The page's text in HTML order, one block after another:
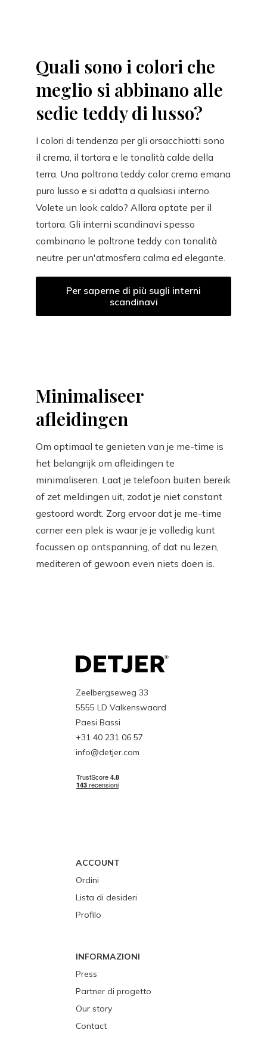
Quali sono i colori che
meglio si abbinano alle
sedie teddy di lusso?
I colori di tendenza per gli orsacchiotti sono
il crema, il tortora e le tonalità calde della
terra. Una poltrona teddy color crema emana
puro lusso e si adatta a qualsiasi interno.
Volete un look caldo? Allora optate per il
tortora. Gli interni scandinavi spesso
combinano le poltrone teddy con tonalità
neutre per un'atmosfera calma ed elegante.
Per saperne di più sugli interni
scandinavi
Minimaliseer
afleidingen
Om optimaal te genieten van je me-time is
het belangrijk om afleidingen te
minimaliseren. Laat je telefoon buiten bereik
of zet meldingen uit, zodat je niet constant
gestoord wordt. Zorg ervoor dat je me-time
corner een plek is waar je je volledig kunt
focussen op ontspanning, of dat nu lezen,
mediteren of gewoon even niets doen is.
Zeelbergseweg 33
5555 LD Valkenswaard
Paesi Bassi
+31 40 231 06 57
info@detjer.com
ACCOUNT
Ordini
Lista di desideri
Profilo
INFORMAZIONI
Press
Partner di progetto
Our story
Contact